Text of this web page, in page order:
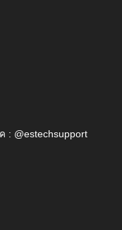
: @estechsupport